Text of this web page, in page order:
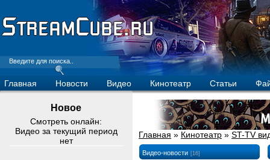
Главная Новости Видео Кинотеатр Статьи
Новое
Смотреть онлайн:
Видео за текущий период
нет
Главная » Кинотеатр » ST-TV
Видео-новости [16]